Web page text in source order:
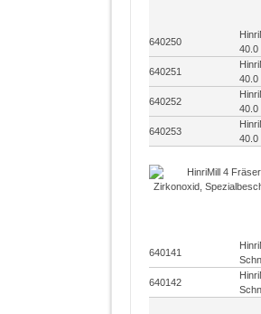
640250
40.0
640251
40.0
640252
40.0
640253
40.0
640141
640142